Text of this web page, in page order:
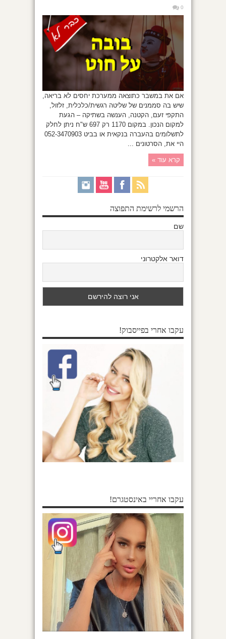
0
אם את במשבר כתוצאה ממערכת יחסים לא בריאה,
שיש בה סממנים של שליטה רגשית/כלכלית, זלזול,
התקפי זעם, הקטנה, הענשה בשתיקה – הגעת
למקום הנכון. במקום 1170 רק 697 ש"ח ניתן לחלק
לתשלומים בהעברה בנקאית או בביט 052-3470903
היי את, הסרטונים ...
קרא עוד »
הרשמי לרשימת התפוצה
שם
דואר אלקטרוני
עקבו אחרי בפייסבוק!
עקבו אחריי באינסטגרם!